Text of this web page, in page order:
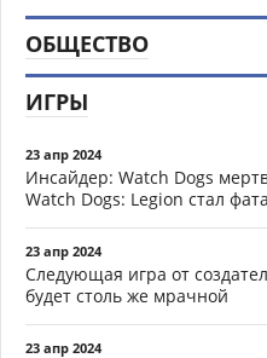
ОБЩЕСТВО
ИГРЫ
23 апр 2024
Инсайдер: Watch Dogs
Watch Dogs: Legion стал
23 апр 2024
Следующая игра от
будет столь же мрачной
23 апр 2024